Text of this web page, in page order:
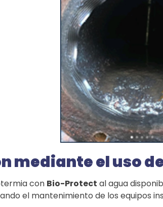
mediante el uso
con Bio-Protect al agua
el mantenimiento de los equipos